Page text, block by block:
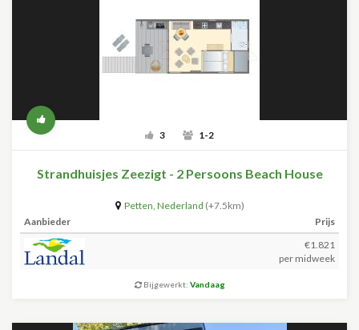
3 1-2
Strandhuisjes Zeezigt - 2 Persoons Beach House
Petten, Nederland (+7.5km)
Aanbieder
Prijs
€1.821
per midweek
Bijgewerkt: Vandaag